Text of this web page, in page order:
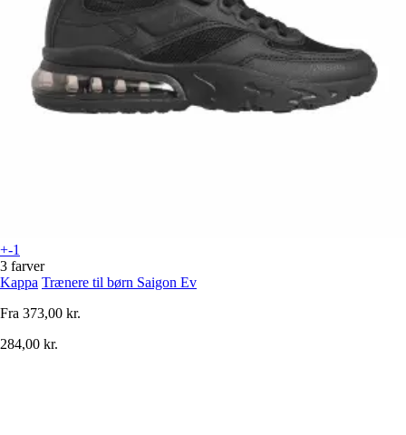
+-1
3 farver
Kappa Trænere til børn Saigon Ev
Fra 373,00 kr.
284,00 kr.